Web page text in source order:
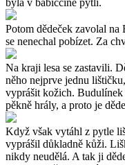
byla v babiččině pytli.
Potom dědeček zavolal
se nenechal pobízet. Za
Na kraji lesa se zastavili.
něho nejprve jednu
vyprášit kožich. Budulínek
pěkně hrály, a proto je
Když však vytáhl z pytle
vyprášil důkladně kůži.
nikdy neudělá. A tak ji